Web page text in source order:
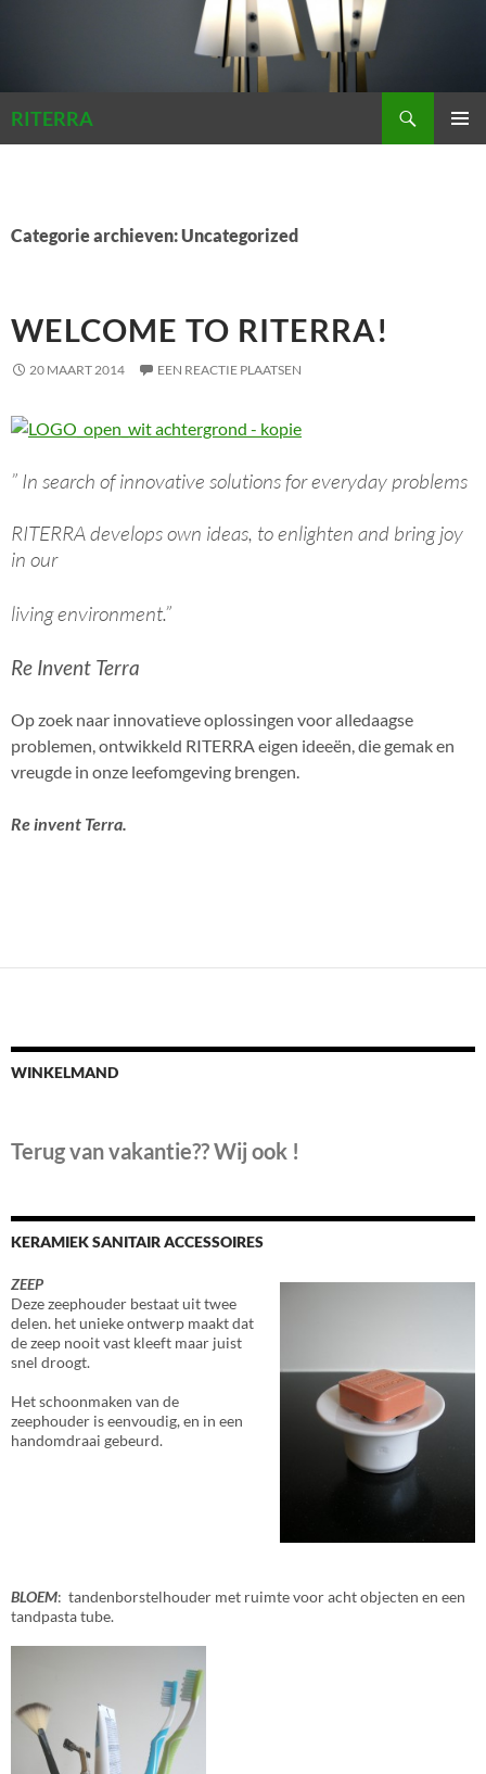
RITERRA
Categorie archieven: Uncategorized
WELCOME TO RITERRA!
20 MAART 2014 EEN REACTIE PLAATSEN
” In search of innovative solutions for everyday problems
RITERRA develops own ideas, to enlighten and bring joy
in our
living environment.”
Re Invent Terra
Op zoek naar innovatieve oplossingen voor alledaagse
problemen, ontwikkeld RITERRA eigen ideeën, die gemak en
vreugde in onze leefomgeving brengen.
Re invent Terra.
WINKELMAND
Terug van vakantie?? Wij ook !
KERAMIEK SANITAIR ACCESSOIRES
ZEEP
Deze zeephouder bestaat uit twee
delen. het unieke ontwerp maakt dat
de zeep nooit vast kleeft maar juist
snel droogt.
Het schoonmaken van de
zeephouder is eenvoudig, en in een
handomdraai gebeurd.
BLOEM: tandenborstelhouder met ruimte voor acht objecten en een
tandpasta tube.